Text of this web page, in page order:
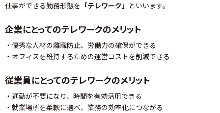
仕事ができる勤務形態を 「テレワーク」 といいます。
企業にとってのテレワークのメリット
・優秀な人材の離職防止、労働力の確保ができる
・オフィスを維持するための運営コストを削減できる
従業員にとってのテレワークのメリット
・通勤が不要になり、時間を有効活用できる
・就業場所を柔軟に選べ、業務の効率化につながる